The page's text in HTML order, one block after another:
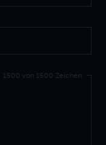
1500 von 1500 Zeichen